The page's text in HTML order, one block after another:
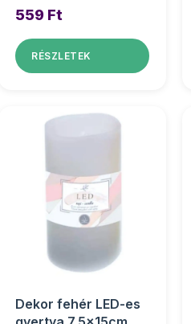
559 Ft
RÉSZLETEK
Dekor fehér LED-es